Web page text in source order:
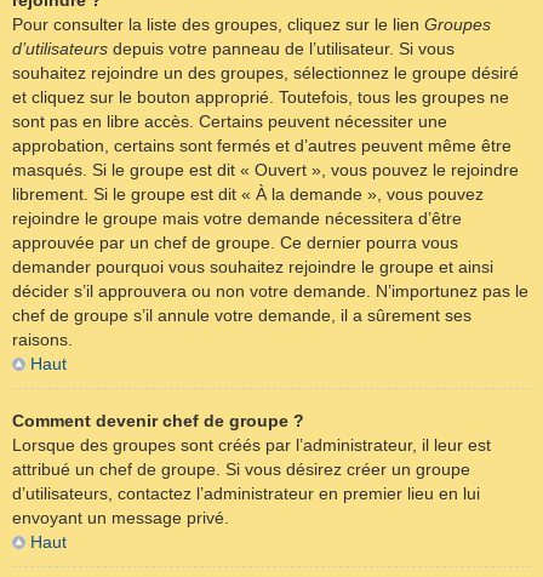
Pour consulter la liste des groupes, cliquez sur le lien Groupes
d’utilisateurs depuis votre panneau de l’utilisateur. Si vous
souhaitez rejoindre un des groupes, sélectionnez le groupe désiré
et cliquez sur le bouton approprié. Toutefois, tous les groupes ne
sont pas en libre accès. Certains peuvent nécessiter une
approbation, certains sont fermés et d’autres peuvent même être
masqués. Si le groupe est dit « Ouvert », vous pouvez le rejoindre
librement. Si le groupe est dit « À la demande », vous pouvez
rejoindre le groupe mais votre demande nécessitera d’être
approuvée par un chef de groupe. Ce dernier pourra vous
demander pourquoi vous souhaitez rejoindre le groupe et ainsi
décider s’il approuvera ou non votre demande. N’importunez pas le
chef de groupe s’il annule votre demande, il a sûrement ses
raisons.
Haut
Comment devenir chef de groupe ?
Lorsque des groupes sont créés par l’administrateur, il leur est
attribué un chef de groupe. Si vous désirez créer un groupe
d’utilisateurs, contactez l’administrateur en premier lieu en lui
envoyant un message privé.
Haut